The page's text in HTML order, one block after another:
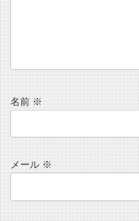
名前※
メール※